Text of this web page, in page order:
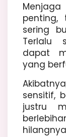
penting,
sering
Terlalu
dapat
yang
sensitif,
justru